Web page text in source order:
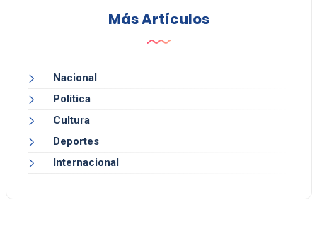
Más Artículos
Nacional
Política
Cultura
Deportes
Internacional